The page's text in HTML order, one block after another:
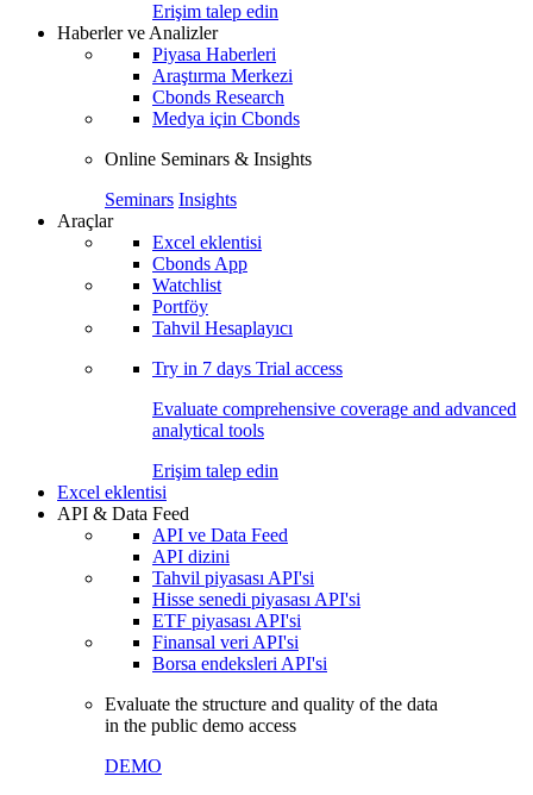
Erişim talep edin
Haberler ve Analizler
Piyasa Haberleri
Araştırma Merkezi
Cbonds Research
Medya için Cbonds
Online Seminars & Insights
Seminars Insights
Araçlar
Excel eklentisi
Cbonds App
Watchlist
Portföy
Tahvil Hesaplayıcı
Try in 7 days Trial access
Evaluate comprehensive coverage and advanced
analytical tools
Erişim talep edin
Excel eklentisi
API & Data Feed
API ve Data Feed
API dizini
Tahvil piyasası API'si
Hisse senedi piyasası API'si
ETF piyasası API'si
Finansal veri API'si
Borsa endeksleri API'si
Evaluate the structure and quality of the data
in the public demo access
DEMO